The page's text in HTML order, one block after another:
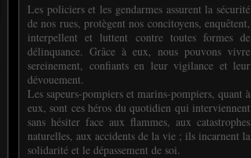
Les policiers et les gendarmes assurent la sécurité
de nos rues, protègent nos concitoyens, enquêtent,
interpellent et luttent contre toutes formes de
délinquance. Grâce à eux, nous pouvons vivre
sereinement, confiants en leur vigilance et leur
dévouement.
Les sapeurs-pompiers et marins-pompiers, quant à
eux, sont ces héros du quotidien qui interviennent
sans hésiter face aux flammes, aux catastrophes
naturelles, aux accidents de la vie ; ils incarnent la
solidarité et le dépassement de soi.